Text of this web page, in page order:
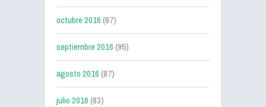
octubre 2016(87)
septiembre 2016(95)
agosto 2016(87)
julio 2016(83)